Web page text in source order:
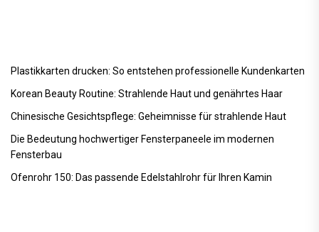
Plastikkarten drucken: So entstehen professionelle Kundenkarten
Korean Beauty Routine: Strahlende Haut und genährtes Haar
Chinesische Gesichtspflege: Geheimnisse für strahlende Haut
Die Bedeutung hochwertiger Fensterpaneele im modernen
Fensterbau
Ofenrohr 150: Das passende Edelstahlrohr für Ihren Kamin